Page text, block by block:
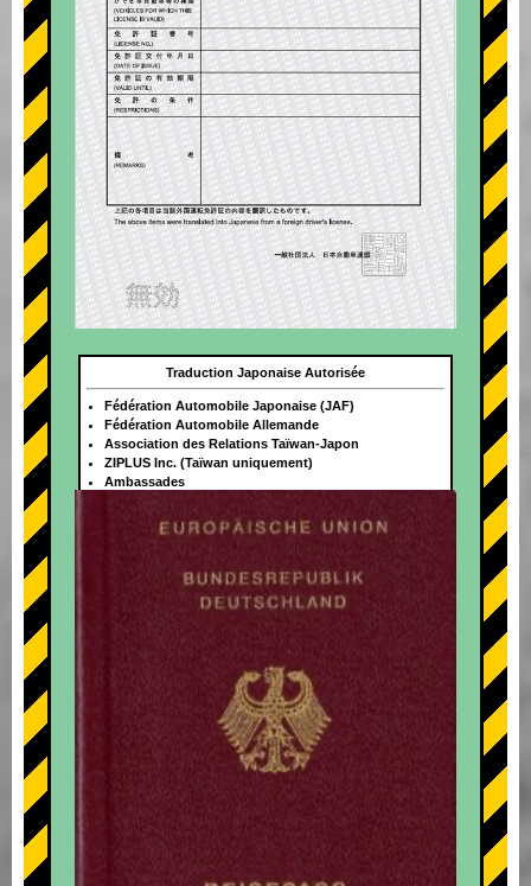
+
Traduction Japonaise Autorisée
Fédération Automobile Japonaise (JAF)
Fédération Automobile Allemande
Association des Relations Taïwan-Japon
ZIPLUS Inc. (Taïwan uniquement)
Ambassades